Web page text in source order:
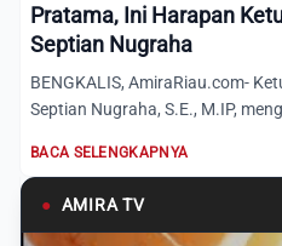
Pratama, Ini Harapan
Septian Nugraha
BENGKALIS, AmiraRiau.com-
Septian Nugraha, S.E., M.IP,
BACA SELENGKAPNYA
● AMIRA TV